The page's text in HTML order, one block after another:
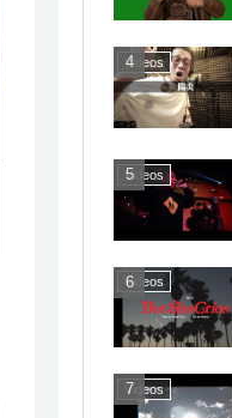
Videos
Videos
Videos
Videos